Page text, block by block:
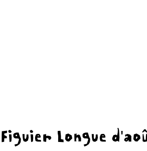
Figuier Longue